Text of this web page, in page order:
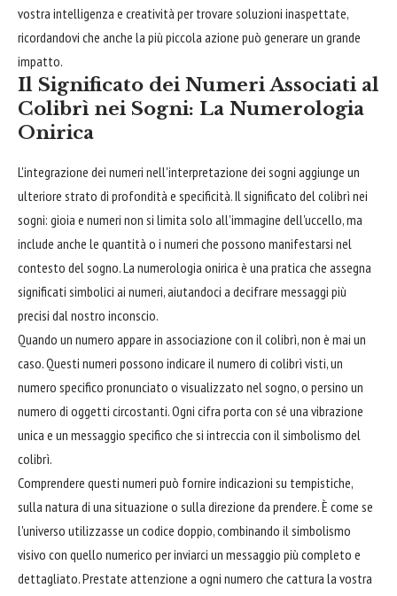
vostra intelligenza e creatività per trovare soluzioni inaspettate,
ricordandovi che anche la più piccola azione può generare un grande
impatto.
Il Significato dei Numeri Associati al
Colibrì nei Sogni: La Numerologia
Onirica
L'integrazione dei numeri nell'interpretazione dei sogni aggiunge un
ulteriore strato di profondità e specificità. Il significato del colibrì nei
sogni: gioia e numeri non si limita solo all'immagine dell'uccello, ma
include anche le quantità o i numeri che possono manifestarsi nel
contesto del sogno. La numerologia onirica è una pratica che assegna
significati simbolici ai numeri, aiutandoci a decifrare messaggi più
precisi dal nostro inconscio.
Quando un numero appare in associazione con il colibrì, non è mai un
caso. Questi numeri possono indicare il numero di colibrì visti, un
numero specifico pronunciato o visualizzato nel sogno, o persino un
numero di oggetti circostanti. Ogni cifra porta con sé una vibrazione
unica e un messaggio specifico che si intreccia con il simbolismo del
colibrì.
Comprendere questi numeri può fornire indicazioni su tempistiche,
sulla natura di una situazione o sulla direzione da prendere. È come se
l'universo utilizzasse un codice doppio, combinando il simbolismo
visivo con quello numerico per inviarci un messaggio più completo e
dettagliato. Prestate attenzione a ogni numero che cattura la vostra